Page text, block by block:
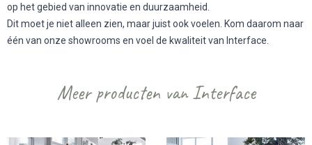
op het gebied van innovatie en duurzaamheid.
Dit moet je niet alleen zien, maar juist ook voelen. Kom daarom naar
één van onze showrooms en voel de kwaliteit van Interface.
Meer producten van Interface